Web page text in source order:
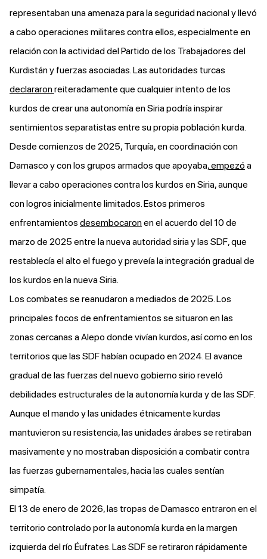
representaban una amenaza para la seguridad nacional y llevó
a cabo operaciones militares contra ellos, especialmente en
relación con la actividad del Partido de los Trabajadores del
Kurdistán y fuerzas asociadas. Las autoridades turcas
declararonreiteradamente que cualquier intento de los
kurdos de crear una autonomía en Siria podría inspirar
sentimientos separatistas entre su propia población kurda.
Desde comienzos de 2025, Turquía, en coordinación con
Damasco y con los grupos armados que apoyaba,empezó a
llevar a cabo operaciones contra los kurdos en Siria, aunque
con logros inicialmente limitados. Estos primeros
enfrentamientos desembocaronen el acuerdo del 10 de
marzo de 2025 entre la nueva autoridad siria y las SDF, que
restablecía el alto el fuego y preveía la integración gradual de
los kurdos en la nueva Siria.
Los combates se reanudaron a mediados de 2025. Los
principales focos de enfrentamientos se situaron en las
zonas cercanas a Alepo donde vivían kurdos, así como en los
territorios que las SDF habían ocupado en 2024. El avance
gradual de las fuerzas del nuevo gobierno sirio reveló
debilidades estructurales de la autonomía kurda y de las SDF.
Aunque el mando y las unidades étnicamente kurdas
mantuvieron su resistencia, las unidades árabes se retiraban
masivamente y no mostraban disposición a combatir contra
las fuerzas gubernamentales, hacia las cuales sentían
simpatía.
El 13 de enero de 2026, las tropas de Damasco entraron en el
territorio controlado por la autonomía kurda en la margen
izquierda del río Éufrates. Las SDF se retiraron rápidamente